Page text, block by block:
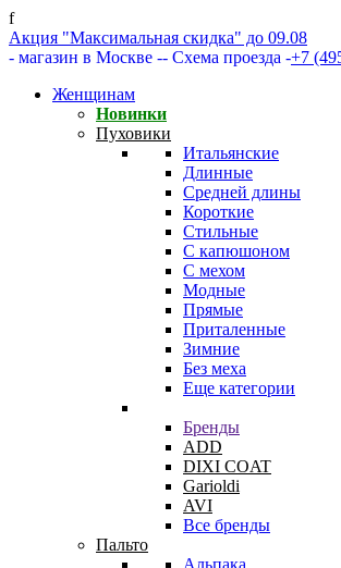
f
Акция "Максимальная скидка" до 09.08
- магазин в Москве -- Схема проезда -+7
Женщинам
Новинки
Пуховики
Итальянские
Длинные
Средней длины
Короткие
Стильные
С капюшоном
С мехом
Модные
Прямые
Приталенные
Зимние
Без меха
Еще категории
Бренды
ADD
DIXI COAT
Garioldi
AVI
Все бренды
Пальто
Альпака